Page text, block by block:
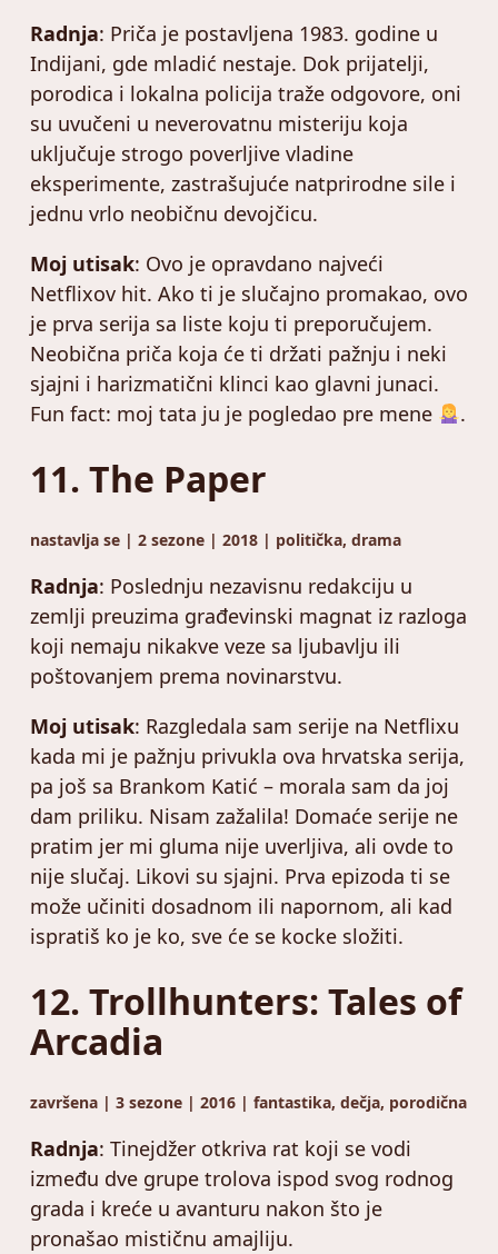
Radnja: Priča je postavljena 1983. godine u
Indijani, gde mladić nestaje. Dok prijatelji,
porodica i lokalna policija traže odgovore, oni
su uvučeni u neverovatnu misteriju koja
uključuje strogo poverljive vladine
eksperimente, zastrašujuće natprirodne sile i
jednu vrlo neobičnu devojčicu.
Moj utisak: Ovo je opravdano najveći
Netflixov hit. Ako ti je slučajno promakao, ovo
je prva serija sa liste koju ti preporučujem.
Neobična priča koja će ti držati pažnju i neki
sjajni i harizmatični klinci kao glavni junaci.
Fun fact: moj tata ju je pogledao pre mene
.
11. The Paper
nastavlja se | 2 sezone | 2018 | politička, drama
Radnja: Poslednju nezavisnu redakciju u
zemlji preuzima građevinski magnat iz razloga
koji nemaju nikakve veze sa ljubavlju ili
poštovanjem prema novinarstvu.
Moj utisak: Razgledala sam serije na Netflixu
kada mi je pažnju privukla ova hrvatska serija,
pa još sa Brankom Katić – morala sam da joj
dam priliku. Nisam zažalila! Domaće serije ne
pratim jer mi gluma nije uverljiva, ali ovde to
nije slučaj. Likovi su sjajni. Prva epizoda ti se
može učiniti dosadnom ili napornom, ali kad
ispratiš ko je ko, sve će se kocke složiti.
12. Trollhunters: Tales of
Arcadia
završena | 3 sezone | 2016 | fantastika, dečja, porodična
Radnja: Tinejdžer otkriva rat koji se vodi
između dve grupe trolova ispod svog rodnog
grada i kreće u avanturu nakon što je
pronašao mističnu amajliju.